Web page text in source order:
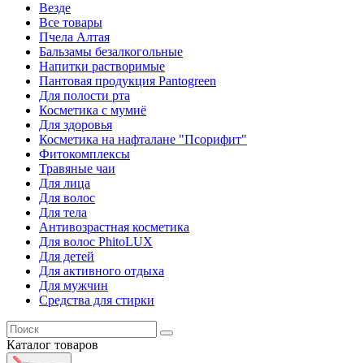
Везде
Все товары
Пчела Алтая
Бальзамы безалкогольные
Напитки растворимые
Пантовая продукция Pantogreen
Для полости рта
Косметика с мумиё
Для здоровья
Косметика на нафталане "Псорифит"
Фитокомплексы
Травяные чаи
Для лица
Для волос
Для тела
Антивозрастная косметика
Для волос PhitoLUX
Для детей
Для активного отдыха
Для мужчин
Средства для стирки
Каталог товаров